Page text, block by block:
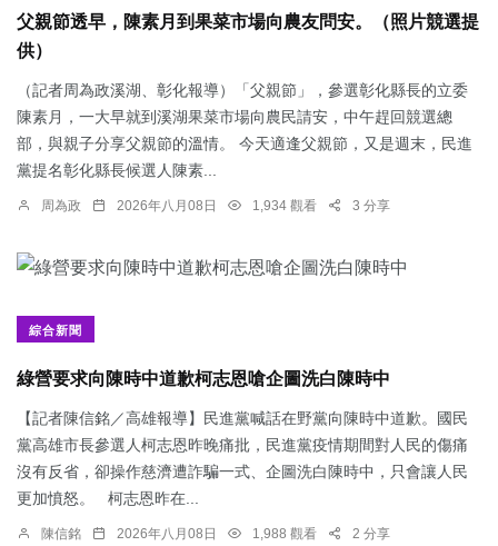
父親節透早，陳素月到果菜市場向農友問安。（照片競選提
供）
（記者周為政溪湖、彰化報導）「父親節」，參選彰化縣長的立委
陳素月，一大早就到溪湖果菜市場向農民請安，中午趕回競選總
部，與親子分享父親節的溫情。 今天適逢父親節，又是週末，民進
黨提名彰化縣長候選人陳素...
周為政 2026年八月08日 1,934 觀看 3 分享
綜合新聞
綠營要求向陳時中道歉柯志恩嗆企圖洗白陳時中
【記者陳信銘／高雄報導】民進黨喊話在野黨向陳時中道歉。國民
黨高雄市長參選人柯志恩昨晚痛批，民進黨疫情期間對人民的傷痛
沒有反省，卻操作慈濟遭詐騙一式、企圖洗白陳時中，只會讓人民
更加憤怒。 柯志恩昨在...
陳信銘 2026年八月08日 1,988 觀看 2 分享